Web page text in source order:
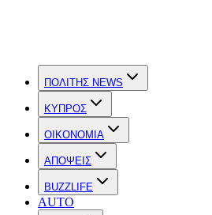
ΠΟΛΙΤΗΣ NEWS
ΚΥΠΡΟΣ
OIKONOMIA
ΑΠΟΨΕΙΣ
BUZZLIFE
AUTO